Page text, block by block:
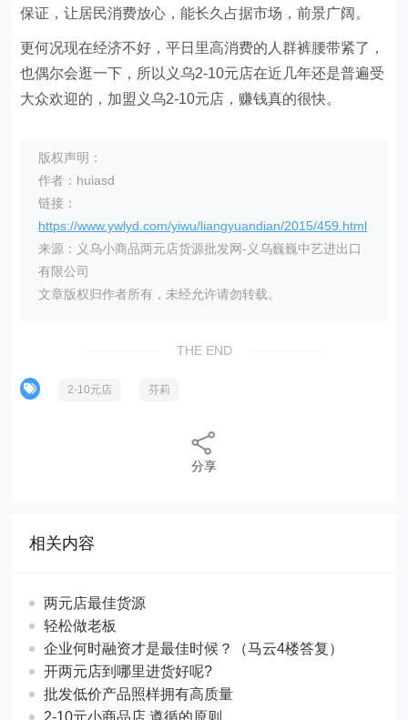
保证，让居民消费放心，能长久占据市场，前景广阔。
更何况现在经济不好，平日里高消费的人群裤腰带紧了，
也偶尔会逛一下，所以义乌2-10元店在近几年还是普遍受
大众欢迎的，加盟义乌2-10元店，赚钱真的很快。
版权声明：
作者：huiasd
链接：
https://www.ywlyd.com/yiwu/liangyuandian/2015/459.html
来源：义乌小商品两元店货源批发网-义乌巍巍中艺进出口
有限公司
文章版权归作者所有，未经允许请勿转载。
THE END
2-10元店 芬莉
分享
相关内容
两元店最佳货源
轻松做老板
企业何时融资才是最佳时候？（马云4楼答复）
开两元店到哪里进货好呢?
批发低价产品照样拥有高质量
2-10元小商品店 遵循的原则